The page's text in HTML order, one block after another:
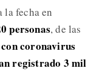
la fecha en
personas, de las
coronavirus
registrado 3 mil